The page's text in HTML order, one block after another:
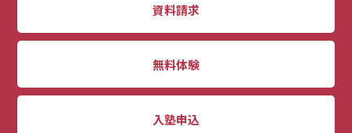
資料請求
無料体験
入塾申込